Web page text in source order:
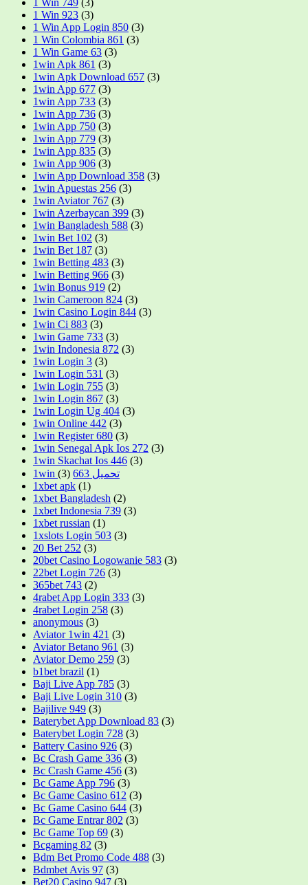
1 Win 749 (3)
1 Win 923 (3)
1 Win App Login 850 (3)
1 Win Colombia 861 (3)
1 Win Game 63 (3)
1win Apk 861 (3)
1win Apk Download 657 (3)
1win App 677 (3)
1win App 733 (3)
1win App 736 (3)
1win App 750 (3)
1win App 779 (3)
1win App 835 (3)
1win App 906 (3)
1win App Download 358 (3)
1win Apuestas 256 (3)
1win Aviator 767 (3)
1win Azerbaycan 399 (3)
1win Bangladesh 588 (3)
1win Bet 102 (3)
1win Bet 187 (3)
1win Betting 483 (3)
1win Betting 966 (3)
1win Bonus 919 (2)
1win Cameroon 824 (3)
1win Casino Login 844 (3)
1win Ci 883 (3)
1win Game 733 (3)
1win Indonesia 872 (3)
1win Login 3 (3)
1win Login 531 (3)
1win Login 755 (3)
1win Login 867 (3)
1win Login Ug 404 (3)
1win Online 442 (3)
1win Register 680 (3)
1win Senegal Apk Ios 272 (3)
1win Skachat Ios 446 (3)
1win تحميل 663
(3)
1xbet apk (1)
1xbet Bangladesh (2)
1xbet Indonesia 739 (3)
1xbet russian (1)
1xslots Login 503 (3)
20 Bet 252 (3)
20bet Casino Logowanie 583 (3)
22bet Login 726 (3)
365bet 743 (2)
4rabet App Login 333 (3)
4rabet Login 258 (3)
anonymous (3)
Aviator 1win 421 (3)
Aviator Betano 961 (3)
Aviator Demo 259 (3)
b1bet brazil (1)
Baji Live App 785 (3)
Baji Live Login 310 (3)
Bajilive 949 (3)
Baterybet App Download 83 (3)
Baterybet Login 728 (3)
Battery Casino 926 (3)
Bc Crash Game 336 (3)
Bc Crash Game 456 (3)
Bc Game App 796 (3)
Bc Game Casino 612 (3)
Bc Game Casino 644 (3)
Bc Game Entrar 802 (3)
Bc Game Top 69 (3)
Bcgaming 82 (3)
Bdm Bet Promo Code 488 (3)
Bdmbet Avis 97 (3)
Bet20 Casino 947 (3)